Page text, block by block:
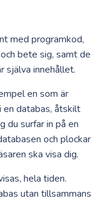
med programkod,
bete sig, samt de
själva innehållet.
en som är
databas, åtskilt
du surfar in på en
och plockar
ska visa dig.
hela tiden.
utan tillsammans